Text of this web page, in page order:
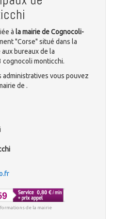
à la mairie de Cognocoli-
"Corse" situé dans la
bureaux de la
cognocoli monticchi.
administratives vous pouvez
de .
de la mairie